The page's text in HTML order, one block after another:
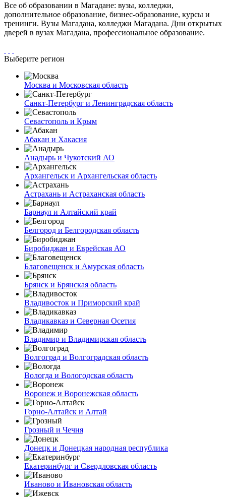
Все об образовании в Магадане: вузы, колледжи,
дополнительное образование, бизнес-образование, курсы и
тренинги. Вузы Магадана, колледжи Магадана. Дни открытых
дверей в вузах Магадана, профессиональное образование.
Выберите регион
Москва и Московская область
Санкт-Петербург и Ленинградская область
Севастополь и Крым
Абакан и Хакасия
Анадырь и Чукотский АО
Архангельск и Архангельская область
Астрахань и Астраханская область
Барнаул и Алтайский край
Белгород и Белгородская область
Биробиджан и Еврейская АО
Благовещенск и Амурская область
Брянск и Брянская область
Владивосток и Приморский край
Владикавказ и Северная Осетия
Владимир и Владимирская область
Волгоград и Волгоградская область
Вологда и Вологодская область
Воронеж и Воронежская область
Горно-Алтайск и Алтай
Грозный и Чечня
Донецк и Донецкая народная республика
Екатеринбург и Свердловская область
Иваново и Ивановская область